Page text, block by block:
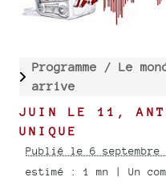
Programme / Le
arrive
JUIN LE 11,
UNIQUE
Publié le 6 septembre
estimé : 1 mn | Un